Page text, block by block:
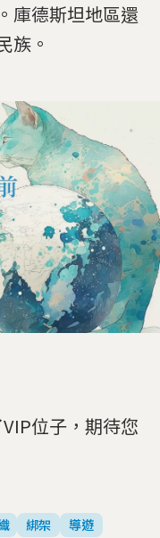
庫德斯坦地區還
族。
位子，期待您
綁架
導遊